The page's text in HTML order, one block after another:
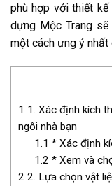
phù hợp với thiết
dựng Mộc Trang
một cách ưng ý
1 1. Xác định kích
ngôi nhà bạn
1.1 * Xác định
1.2 * Xem và
2 2. Lựa chọn vật